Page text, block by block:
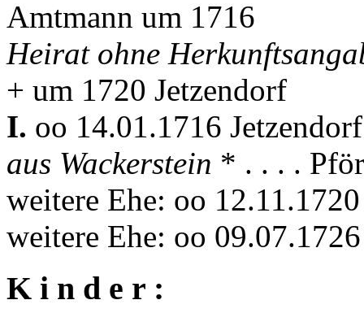
Amtmann um 1716
Heirat ohne
+ um 1720 Jetzendorf
I. oo 14.01.1716
aus Wackerstein * . . . .
weitere Ehe: oo
weitere Ehe: oo
K i n d e r :